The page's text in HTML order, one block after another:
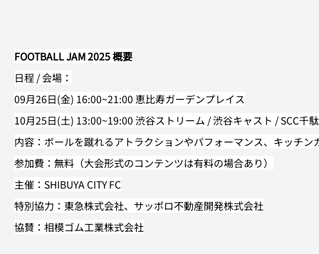
FOOTBALL JAM 2025 概要
日程 / 会場：
09月26日(金) 16:00~21:00 恵比寿ガーデンプレイス
10月25日(土) 13:00~19:00 渋谷ストリーム / 渋谷キャスト / SCC千
内容：ボールを蹴れるアトラクションやパフォーマンス、キッチン
参加費：無料（大会形式のコンテンツは有料の場合あり）
主催：SHIBUYA CITY FC
特別協力：東急株式会社、サッポロ不動産開発株式会社
協賛：相模ゴム工業株式会社